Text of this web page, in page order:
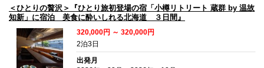
＜ひとりの贅沢＞『ひとり旅初登場の宿「小樽リトリート 蔵群 by 温故
知新」に宿泊 美食に酔いしれる北海道 ３日間』
320,000円 ～ 320,000円
2泊3日
出発月